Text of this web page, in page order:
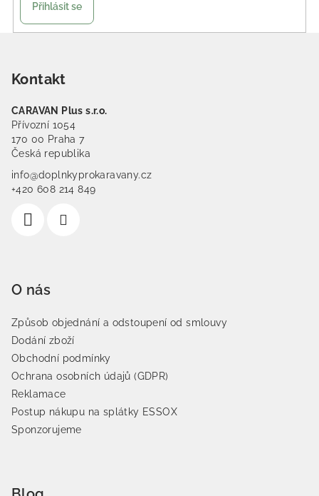
Přihlásit se
Kontakt
CARAVAN Plus s.r.o.
Přívozní 1054
170 00 Praha 7
Česká republika
info@doplnkyprokaravany.cz
+420 608 214 849
O nás
Způsob objednání a odstoupení od smlouvy
Dodání zboží
Obchodní podmínky
Ochrana osobních údajů (GDPR)
Reklamace
Postup nákupu na splátky ESSOX
Sponzorujeme